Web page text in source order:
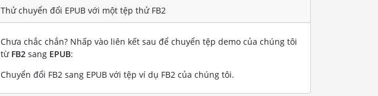
Thử chuyển đổi EPUB với một tệp thử FB2
Chưa chắc chắn? Nhấp vào liên kết sau để chuyển tệp demo của chúng tôi
từ FB2 sang EPUB:
Chuyển đổi FB2 sang EPUB với tệp ví dụ FB2 của chúng tôi.